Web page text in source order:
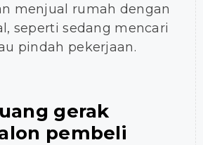
menjual rumah dengan
seperti sedang mencari
pindah pekerjaan.
gerak
pembeli